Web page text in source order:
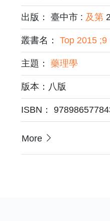
出版： 臺中市 : 及第
叢書名： Top 2015 ;9
主題： 藥理學
版本：八版
ISBN：
More